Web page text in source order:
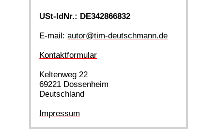
USt-IdNr.: DE342866832
E-mail:autor@tim-deutschmann.de
Kontaktformular
Keltenweg 22
69221 Dossenheim
Deutschland
Impressum